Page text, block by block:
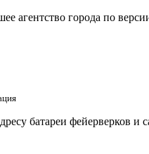
агентство города по
батареи фейерверков